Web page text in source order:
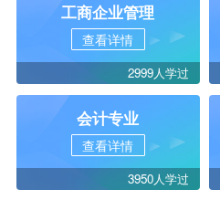
工商企业管理
查看详情
2999人学过
会计专业
查看详情
3950人学过